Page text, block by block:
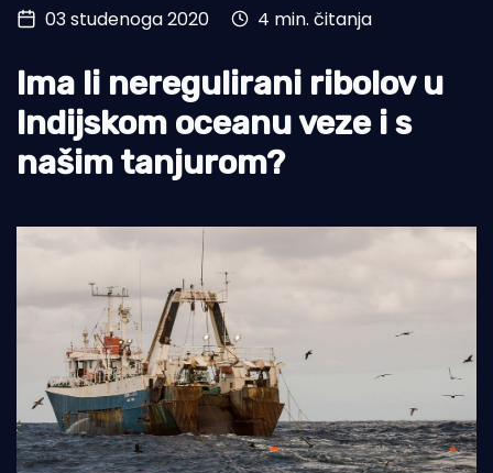
Pomorstvo
Ekologija
Tradicija i kultura
03 studenoga 2020 4 min. čitanja
Ima li neregulirani ribolov u
Indijskom oceanu veze i s
našim tanjurom?